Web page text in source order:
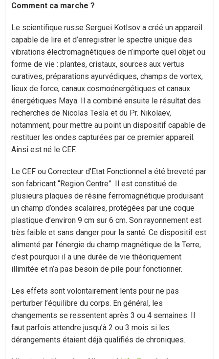
Comment ca marche ?
Le scientifique russe Serguei Kotlsov a créé un appareil
capable de lire et d’enregistrer le spectre unique des
vibrations électromagnétiques de n’importe quel objet ou
forme de vie : plantes, cristaux, sources aux vertus
curatives, préparations ayurvédiques, champs de vortex,
lieux de force, canaux cosmoénergétiques et canaux
énergétiques Maya. Il a combiné ensuite le résultat des
recherches de Nicolas Tesla et du Pr. Nikolaev,
notamment, pour mettre au point un dispositif capable de
restituer les ondes capturées par ce premier appareil.
Ainsi est né le CEF.
Le CEF ou Correcteur d’Etat Fonctionnel a été breveté par
son fabricant “Region Centre”. Il est constitué de
plusieurs plaques de résine ferromagnétique produisant
un champ d’ondes scalaires, protégées par une coque
plastique d’environ 9 cm sur 6 cm. Son rayonnement est
très faible et sans danger pour la santé. Ce dispositif est
alimenté par l’énergie du champ magnétique de la Terre,
c’est pourquoi il a une durée de vie théoriquement
illimitée et n’a pas besoin de pile pour fonctionner.
Les effets sont volontairement lents pour ne pas
perturber l’équilibre du corps. En général, les
changements se ressentent après 3 ou 4 semaines. Il
faut parfois attendre jusqu’à 2 ou 3 mois si les
dérangements étaient déjà qualifiés de chroniques.